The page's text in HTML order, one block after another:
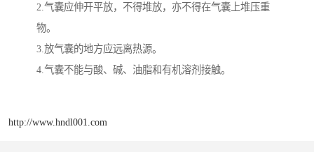
2.气囊应伸开平放，不得堆放，亦不得在气囊上堆压重
物。
3.放气囊的地方应远离热源。
4.气囊不能与酸、碱、油脂和有机溶剂接触。
http://www.hndl001.com